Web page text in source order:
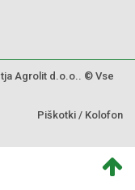
Agrolit d.o.o.. © Vse
Piškotki / Kolofon